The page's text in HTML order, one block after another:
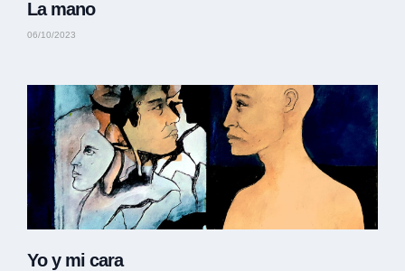
La mano
06/10/2023
Yo y mi cara